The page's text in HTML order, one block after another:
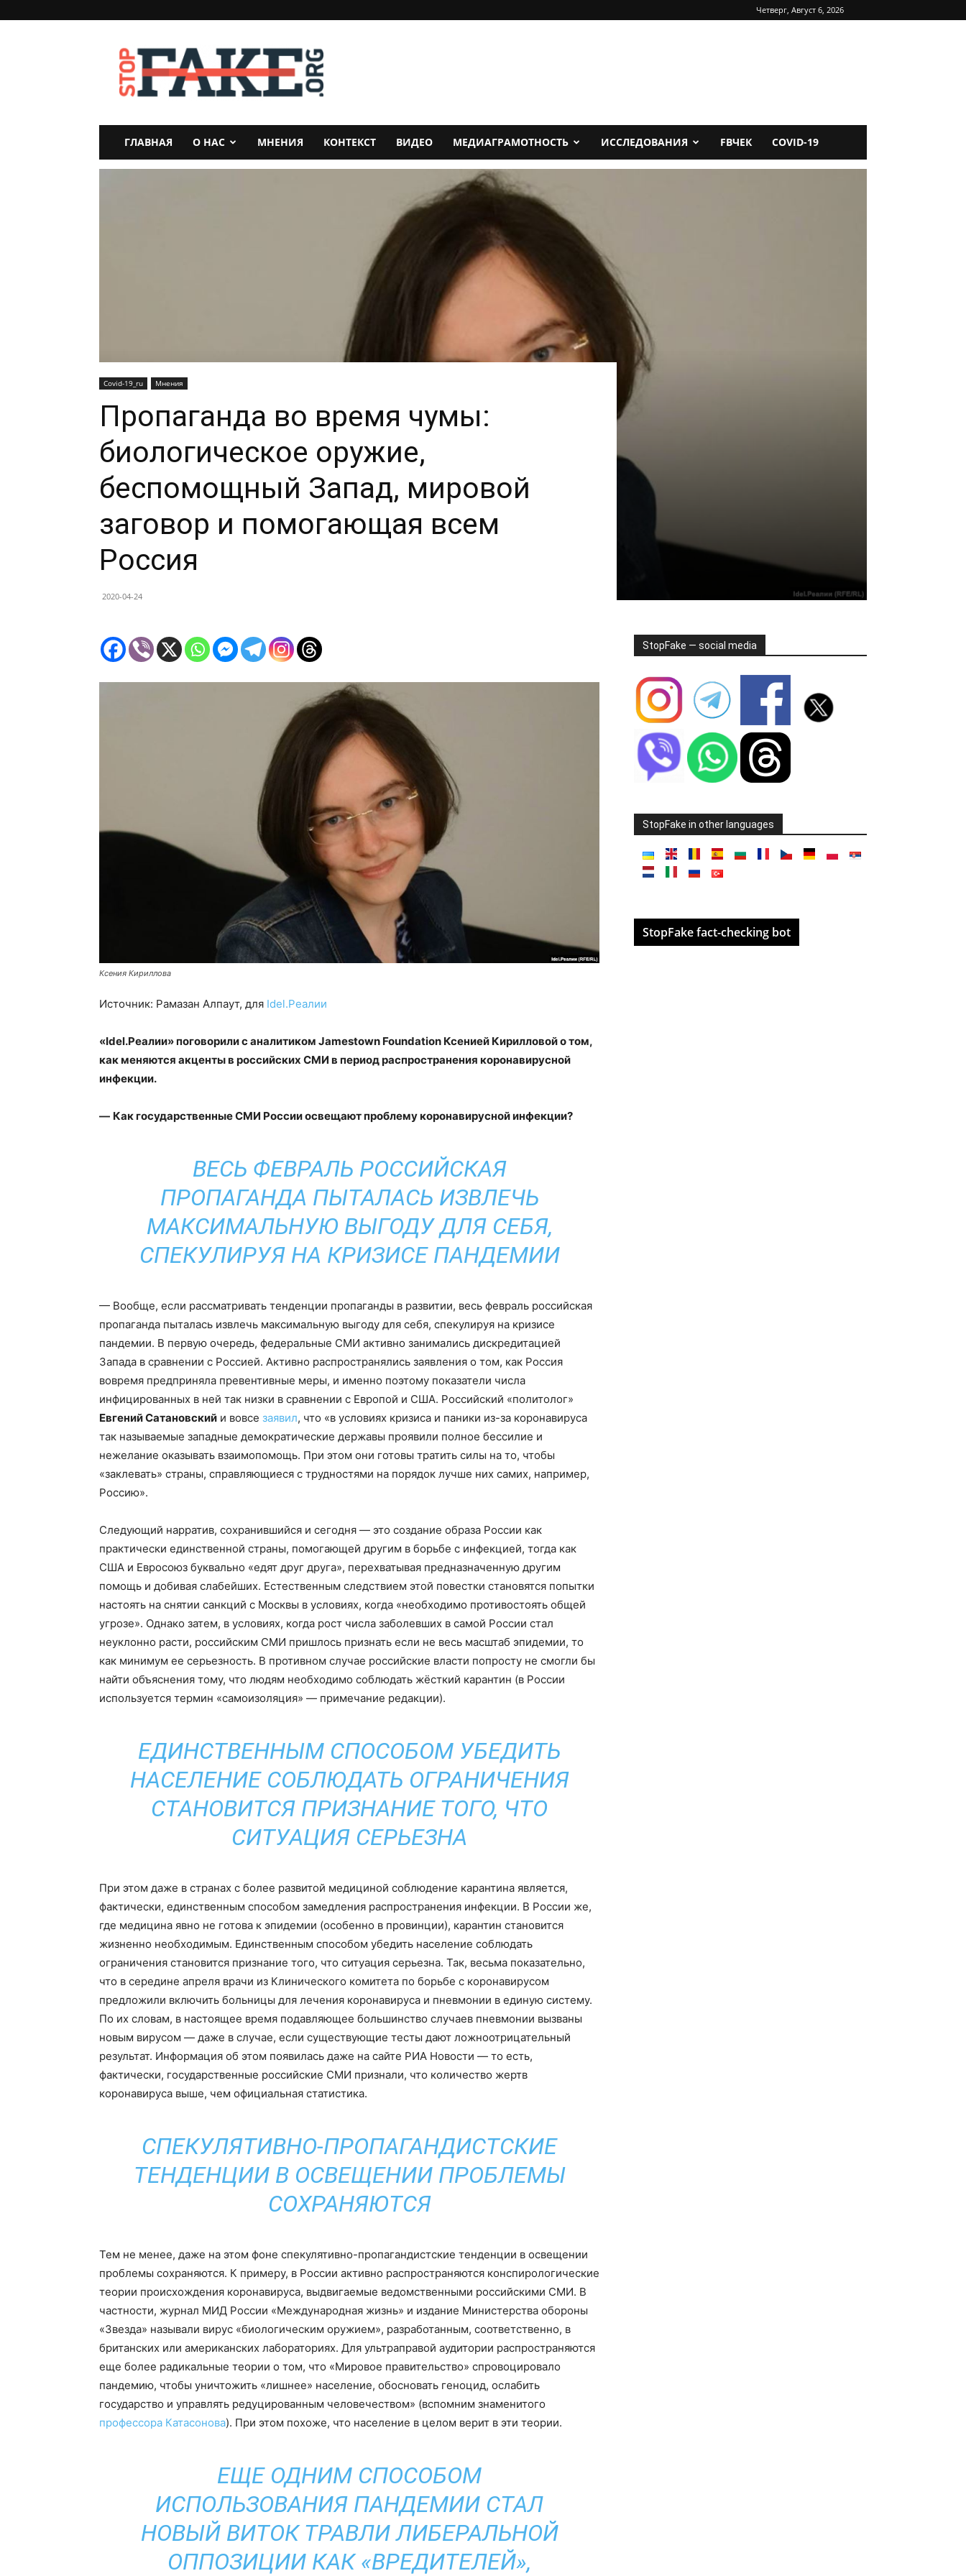
Четверг, Август 6, 2026
StopFake
ГЛАВНАЯ О НАС МНЕНИЯ КОНТЕКСТ ВИДЕО МЕДИАГРАМОТНОСТЬ ИССЛЕДОВАНИЯ FBЧЕК COVID-19
Covid-19_ru Мнения
Пропаганда во время чумы:
биологическое оружие,
беспомощный Запад, мировой
заговор и помогающая всем
Россия
2020-04-24
Ксения Кириллова
Источник: Рамазан Алпаут, для Idel.Реалии
«Idel.Реалии» поговорили с аналитиком Jamestown Foundation Ксенией Кирилловой о том,
как меняются акценты в российских СМИ в период распространения коронавирусной
инфекции.
—​ Как государственные СМИ России освещают проблему коронавирусной инфекции?
ВЕСЬ ФЕВРАЛЬ РОССИЙСКАЯ
ПРОПАГАНДА ПЫТАЛАСЬ ИЗВЛЕЧЬ
МАКСИМАЛЬНУЮ ВЫГОДУ ДЛЯ СЕБЯ,
СПЕКУЛИРУЯ НА КРИЗИСЕ ПАНДЕМИИ
— Вообще, если рассматривать тенденции пропаганды в развитии, весь февраль российская
пропаганда пыталась извлечь максимальную выгоду для себя, спекулируя на кризисе
пандемии. В первую очередь, федеральные СМИ активно занимались дискредитацией
Запада в сравнении с Россией. Активно распространялись заявления о том, как Россия
вовремя предприняла превентивные меры, и именно поэтому показатели числа
инфицированных в ней так низки в сравнении с Европой и США. Российский «политолог»
Евгений Сатановский и вовсе заявил, что «в условиях кризиса и паники из-за коронавируса
так называемые западные демократические державы проявили полное бессилие и
нежелание оказывать взаимопомощь. При этом они готовы тратить силы на то, чтобы
«заклевать» страны, справляющиеся с трудностями на порядок лучше них самих, например,
Россию».
Следующий нарратив, сохранившийся и сегодня — это создание образа России как
практически единственной страны, помогающей другим в борьбе с инфекцией, тогда как
США и Евросоюз буквально «едят друг друга», перехватывая предназначенную другим
помощь и добивая слабейших. Естественным следствием этой повестки становятся попытки
настоять на снятии санкций с Москвы в условиях, когда «необходимо противостоять общей
угрозе». Однако затем, в условиях, когда рост числа заболевших в самой России стал
неуклонно расти, российским СМИ пришлось признать если не весь масштаб эпидемии, то
как минимум ее серьезность. В противном случае российские власти попросту не смогли бы
найти объяснения тому, что людям необходимо соблюдать жёсткий карантин (в России
используется термин «самоизоляция» — примечание редакции).
ЕДИНСТВЕННЫМ СПОСОБОМ УБЕДИТЬ
НАСЕЛЕНИЕ СОБЛЮДАТЬ ОГРАНИЧЕНИЯ
СТАНОВИТСЯ ПРИЗНАНИЕ ТОГО, ЧТО
СИТУАЦИЯ СЕРЬЕЗНА
При этом даже в странах с более развитой медициной соблюдение карантина является,
фактически, единственным способом замедления распространения инфекции. В России же,
где медицина явно не готова к эпидемии (особенно в провинции), карантин становится
жизненно необходимым. Единственным способом убедить население соблюдать
ограничения становится признание того, что ситуация серьезна. Так, весьма показательно,
что в середине апреля врачи из Клинического комитета по борьбе с коронавирусом
предложили включить больницы для лечения коронавируса и пневмонии в единую систему.
По их словам, в настоящее время подавляющее большинство случаев пневмонии вызваны
новым вирусом — даже в случае, если существующие тесты дают ложноотрицательный
результат. Информация об этом появилась даже на сайте РИА Новости — то есть,
фактически, государственные российские СМИ признали, что количество жертв
коронавируса выше, чем официальная статистика.
СПЕКУЛЯТИВНО-ПРОПАГАНДИСТСКИЕ
ТЕНДЕНЦИИ В ОСВЕЩЕНИИ ПРОБЛЕМЫ
СОХРАНЯЮТСЯ
Тем не менее, даже на этом фоне спекулятивно-пропагандистские тенденции в освещении
проблемы сохраняются. К примеру, в России активно распространяются конспирологические
теории происхождения коронавируса, выдвигаемые ведомственными российскими СМИ. В
частности, журнал МИД России «Международная жизнь» и издание Министерства обороны
«Звезда» называли вирус «биологическим оружием», разработанным, соответственно, в
британских или американских лабораториях. Для ультраправой аудитории распространяются
еще более радикальные теории о том, что «Мировое правительство» спровоцировало
пандемию, чтобы уничтожить «лишнее» население, обосновать геноцид, ослабить
государство и управлять редуцированным человечеством» (вспомним знаменитого
профессора Катасонова). При этом похоже, что население в целом верит в эти теории.
ЕЩЕ ОДНИМ СПОСОБОМ
ИСПОЛЬЗОВАНИЯ ПАНДЕМИИ СТАЛ
НОВЫЙ ВИТОК ТРАВЛИ ЛИБЕРАЛЬНОЙ
ОППОЗИЦИИ КАК «ВРЕДИТЕЛЕЙ»,
StopFake — social media
StopFake in other languages
StopFake fact-checking bot